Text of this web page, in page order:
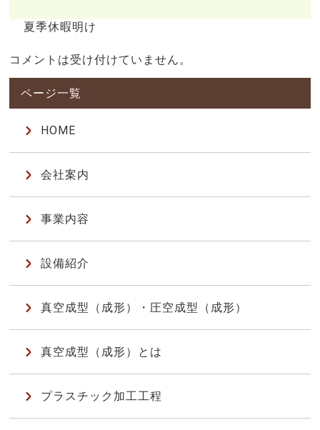
夏季休暇明け
コメントは受け付けていません。
HOME
会社案内
事業内容
設備紹介
真空成型（成形）・圧空成型（成形）
真空成型（成形）とは
プラスチック加工工程